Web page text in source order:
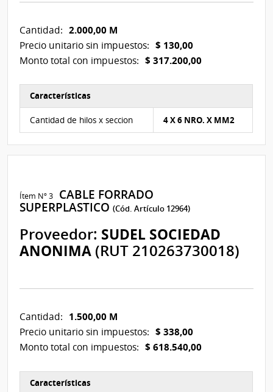
Cantidad: 2.000,00 M
Precio unitario sin impuestos: $ 130,00
Monto total con impuestos: $ 317.200,00
Características
Cantidad de hilos x seccion 4 X 6 NRO. X MM2
Ítem Nº 3
CABLE FORRADO
SUPERPLASTICO(Cód. Artículo 12964)
Proveedor: SUDEL SOCIEDAD
ANONIMA (RUT 210263730018)
Cantidad: 1.500,00 M
Precio unitario sin impuestos: $ 338,00
Monto total con impuestos: $ 618.540,00
Características